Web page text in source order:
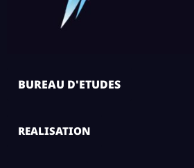
BUREAU D'ETUDES
REALISATION